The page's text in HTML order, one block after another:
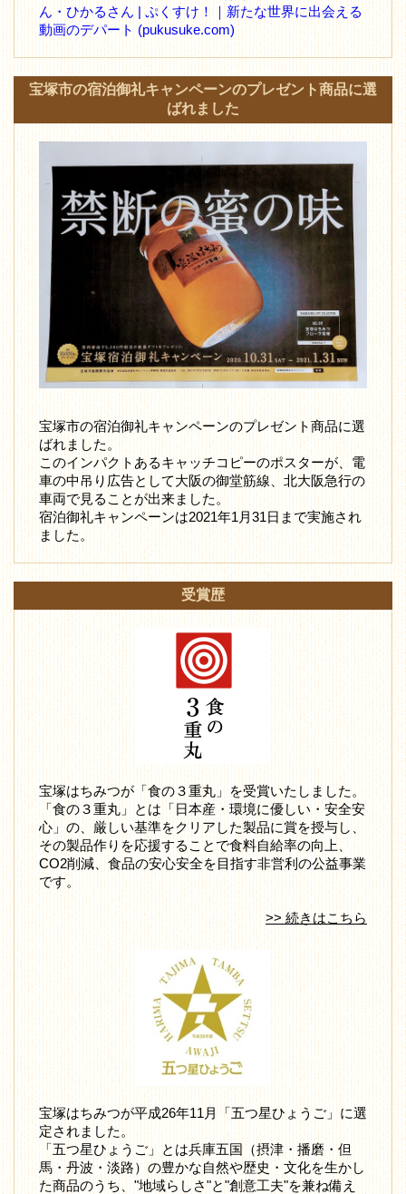
ん・ひかるさん | ぷくすけ！｜新たな世界に出会える
動画のデパート (pukusuke.com)
宝塚市の宿泊御礼キャンペーンのプレゼント商品に選
ばれました
宝塚市の宿泊御礼キャンペーンのプレゼント商品に選
ばれました。
このインパクトあるキャッチコピーのポスターが、電
車の中吊り広告として大阪の御堂筋線、北大阪急行の
車両で見ることが出来ました。
宿泊御礼キャンペーンは2021年1月31日まで実施され
ました。
受賞歴
宝塚はちみつが「食の３重丸」を受賞いたしました。
「食の３重丸」とは「日本産・環境に優しい・安全安
心」の、厳しい基準をクリアした製品に賞を授与し、
その製品作りを応援することで食料自給率の向上、
CO2削減、食品の安心安全を目指す非営利の公益事業
です。
>> 続きはこちら
宝塚はちみつが平成26年11月「五つ星ひょうご」に選
定されました。
「五つ星ひょうご」とは兵庫五国（摂津・播磨・但
馬・丹波・淡路）の豊かな自然や歴史・文化を生かし
た商品のうち、"地域らしさ"と"創意工夫"を兼ね備え